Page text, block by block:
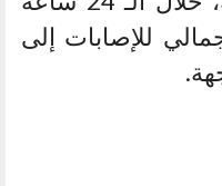
للإصابات إلى